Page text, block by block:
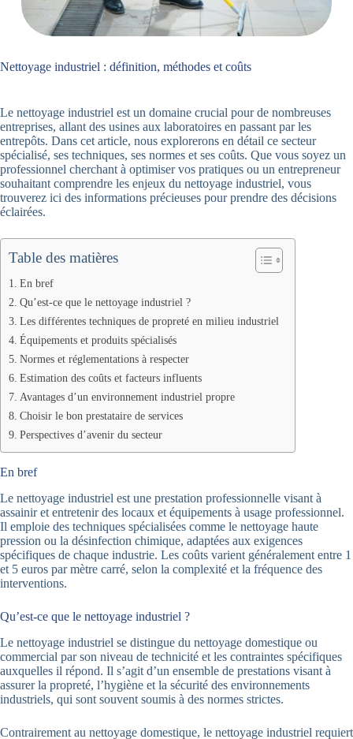
Nettoyage industriel : définition, méthodes et coûts
Le nettoyage industriel est un domaine crucial pour de nombreuses
entreprises, allant des usines aux laboratoires en passant par les
entrepôts. Dans cet article, nous explorerons en détail ce secteur
spécialisé, ses techniques, ses normes et ses coûts. Que vous soyez un
professionnel cherchant à optimiser vos pratiques ou un entrepreneur
souhaitant comprendre les enjeux du nettoyage industriel, vous
trouverez ici des informations précieuses pour prendre des décisions
éclairées.
Table des matières
En bref
Qu’est-ce que le nettoyage industriel ?
Les différentes techniques de propreté en milieu industriel
Équipements et produits spécialisés
Normes et réglementations à respecter
Estimation des coûts et facteurs influents
Avantages d’un environnement industriel propre
Choisir le bon prestataire de services
Perspectives d’avenir du secteur
En bref
Le nettoyage industriel est une prestation professionnelle visant à
assainir et entretenir des locaux et équipements à usage professionnel.
Il emploie des techniques spécialisées comme le nettoyage haute
pression ou la désinfection chimique, adaptées aux exigences
spécifiques de chaque industrie. Les coûts varient généralement entre 1
et 5 euros par mètre carré, selon la complexité et la fréquence des
interventions.
Qu’est-ce que le nettoyage industriel ?
Le nettoyage industriel se distingue du nettoyage domestique ou
commercial par son niveau de technicité et les contraintes spécifiques
auxquelles il répond. Il s’agit d’un ensemble de prestations visant à
assurer la propreté, l’hygiène et la sécurité des environnements
industriels, qui sont souvent soumis à des normes strictes.
Contrairement au nettoyage domestique, le nettoyage industriel requiert